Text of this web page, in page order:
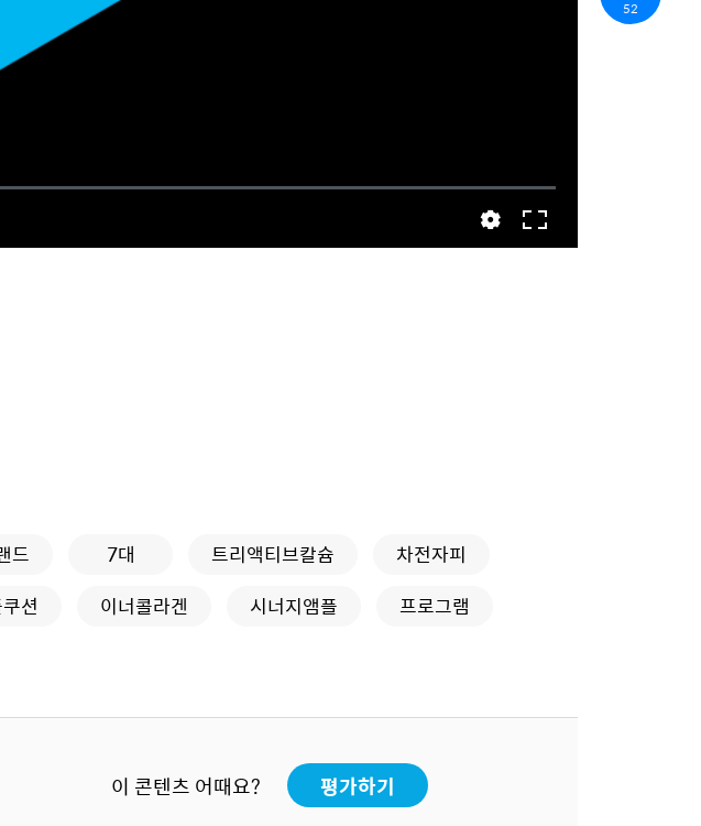
드 7대 트리액티브칼슘
차전자피
션 이너콜라겐 시너지앰플
프로그램
이 콘텐츠 어때요? 평가하기